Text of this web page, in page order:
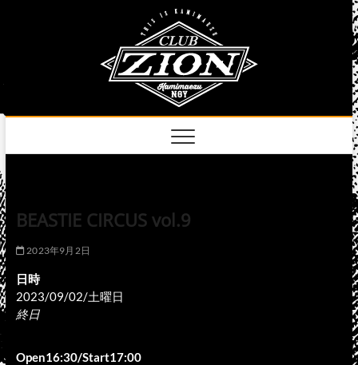
BEASTIE CIRCUS vol.9
2023年9月2日
日時
2023/09/02/土曜日
終日
Open16:30/Start17:00